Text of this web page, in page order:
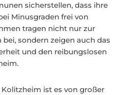
sicherstellen, dass ihre
Minusgraden frei von
tragen nicht nur zur
sondern zeigen auch das
und den reibungslosen
ist es von großer